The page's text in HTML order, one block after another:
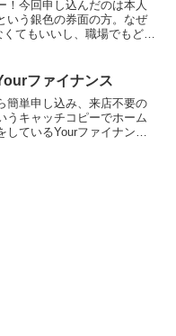
！今回申し込んだのは本人
いう銀色の券面の方。なぜ
てもいいし、職場でもどこ
ファイナンス
簡単申し込み、来店不要の
うキャッチコピーでホーム
しているYourファイナンス